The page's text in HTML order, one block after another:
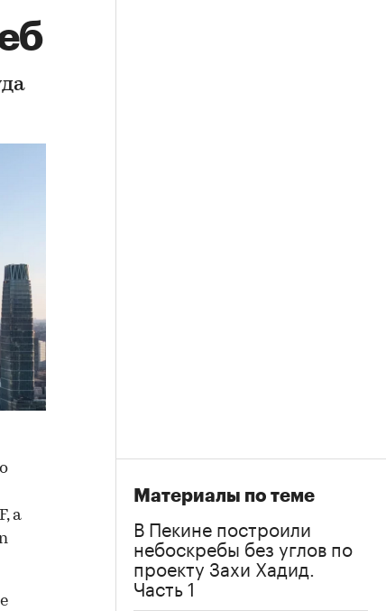
а
Материалы по теме
В Пекине построили
небоскребы без углов по
проекту Захи Хадид.
Часть 1